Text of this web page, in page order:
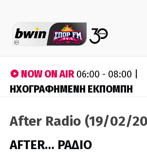
NOW ON AIR06:00 - 08:00 |
ΗΧΟΓΡΑΦΗΜΕΝΗ ΕΚΠΟΜΠΗ
After Radio (19/02/
AFTER… ΡΑΔΙΟ